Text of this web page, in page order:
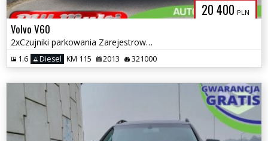
20 400 PLN
Volvo V60
2xCzujniki parkowania Zarejestrowany w PL ZAMIANA GWARANCJA!
1.6 Diesel KM 115 2013 321000